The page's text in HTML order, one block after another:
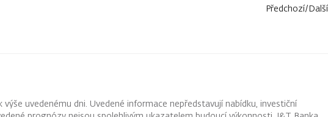
Předchozí/Další
uvedenému dni. Uvedené informace nepředstavují nabídku, investiční